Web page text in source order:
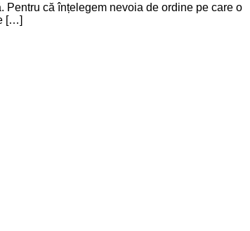
că înțelegem nevoia de ordine pe care o
[…]